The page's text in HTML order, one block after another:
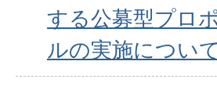
する公募型プロ
ルの実施について